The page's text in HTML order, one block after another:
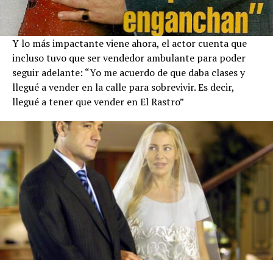
Y lo más impactante viene ahora, el actor cuenta que
incluso tuvo que ser vendedor ambulante para poder
seguir adelante: “Yo me acuerdo de que daba clases y
llegué a vender en la calle para sobrevivir. Es decir,
llegué a tener que vender en El Rastro”